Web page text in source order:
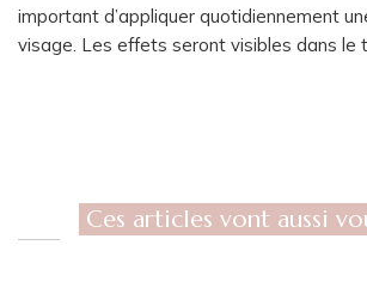
important d’appliquer quotidiennement
visage. Les effets seront visibles dans le
Ces articles vont aussi